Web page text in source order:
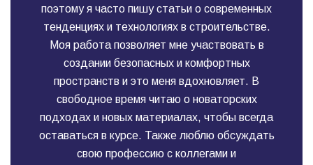
поэтому я часто пишу статьи о современных
тенденциях и технологиях в строительстве.
Моя работа позволяет мне участвовать в
создании безопасных и комфортных
пространств и это меня вдохновляет. В
свободное время читаю о новаторских
подходах и новых материалах, чтобы всегда
оставаться в курсе. Также люблю обсуждать
свою профессию с коллегами и